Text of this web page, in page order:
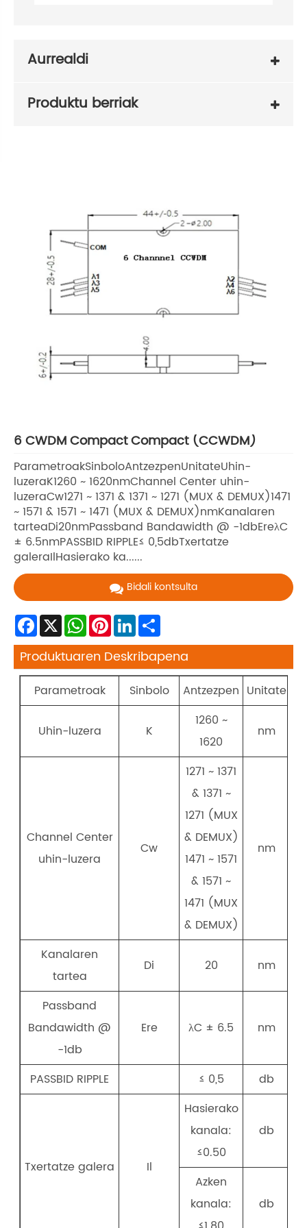
Aurrealdi
Produktu berriak
6 CWDM Compact Compact (CCWDM)
ParametroakSinboloAntzezpenUnitateUhin-
luzeraK1260 ~ 1620nmChannel Center uhin-
luzeraCw1271 ~ 1371 & 1371 ~ 1271 (MUX & DEMUX)1471
~ 1571 & 1571 ~ 1471 (MUX & DEMUX)nmKanalaren
tarteaDi20nmPassband Bandawidth @ -1dbEreλC
± 6.5nmPASSBID RIPPLE≤ 0,5dbTxertatze
galeraIlHasierako ka......
Bidali kontsulta
Facebook
X WhatsApp
Pinterest
LinkedIn
Produktuaren Deskribapena
Parametroak Sinbolo Antzezpen Unitate
Uhin-luzera K
1260 ~
1620
nm
Channel Center
uhin-luzera
Cw
1271 ~ 1371
& 1371 ~
1271 (MUX
& DEMUX)
1471 ~ 1571
& 1571 ~
1471 (MUX
& DEMUX)
nm
Kanalaren
tartea
Di 20 nm
Passband
Bandawidth @
-1db
Ere λC ± 6.5 nm
PASSBID RIPPLE ≤ 0,5 db
Txertatze galera Il
Hasierako
kanala:
≤0.50
db
Azken
kanala:
db